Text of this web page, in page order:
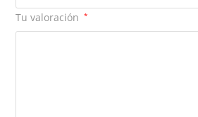
Tu valoración *